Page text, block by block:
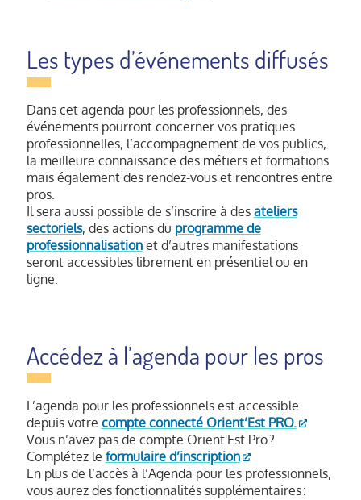
Les types d’événements diffusés
Dans cet agenda pour les professionnels, des
événements pourront concerner vos pratiques
professionnelles, l’accompagnement de vos publics,
la meilleure connaissance des métiers et formations
mais également des rendez-vous et rencontres entre
pros.
Il sera aussi possible de s’inscrire à des ateliers
sectoriels, des actions du programme de
professionnalisationet d’autres manifestations
seront accessibles librement en présentiel ou en
ligne.
Accédez à l’agenda pour les pros
L’agenda pour les professionnels est accessible
depuis votre compte connecté Orient’Est PRO.
Vous n’avez pas de compte Orient'Est Pro ?
Complétez le formulaire d’inscription
En plus de l’accès à l’Agenda pour les professionnels,
vous aurez des fonctionnalités supplémentaires :